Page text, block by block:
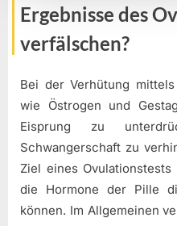
Ergebnisse des
verfälschen?
Bei der Verhütung
wie Östrogen und
Eisprung zu
Schwangerschaft zu
Ziel eines
die Hormone der Pille
können. Im Allgemeinen